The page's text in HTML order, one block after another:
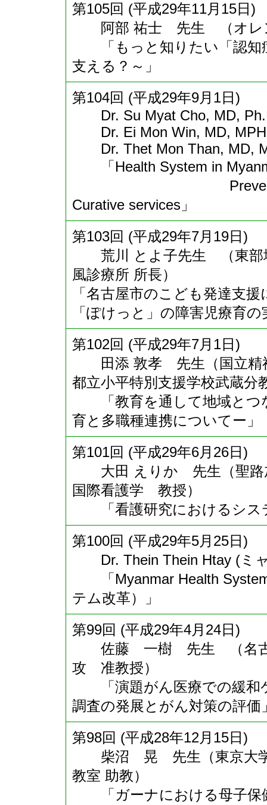
第105回 (平成29年11月15日)
阿部 祐士 先生 （オレン
「もっと知りたい「認知
支える？～」
第104回 (平成29年9月1日)
Dr. Su Myat Cho, MD,
Dr. Ei Mon Win, MD,
Dr. Thet Mon Than, MD,
「Health System in
Preventive and
Curative services」
第103回 (平成29年7月19日)
荒川 とよ子先生 （東部
風診療所 所長）
「名古屋市のこども発達支
「ぽけっと」の障害児療育
第102回 (平成29年7月1日)
田添 敦孝 先生（国立精
都立小平特別支援学校武蔵分
「教育を通して地域とつ
育と多職種連携についてー」
第101回 (平成29年6月26日)
大田 えりか 先生（聖路
国際看護学 教授）
「看護研究におけるシス
第100回 (平成29年5月25日)
Dr. Thein Thein Htay (ミ
「Myanmar Health
テム改革）」
第99回 (平成29年4月24日)
佐藤 一樹 先生 （名古屋
攻 准教授）
「演題がん医療での緩和
調査の発展とがん対策の評価
第98回 (平成28年12月15日)
柴沼 晃 先生（東京大学
教室 助教）
「ガーナにおける母子保